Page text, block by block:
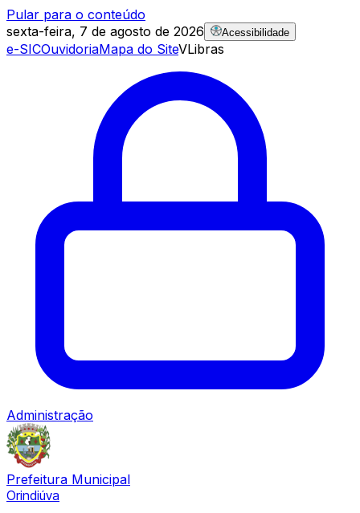
Pular para o conteúdo
sexta-feira, 7 de agosto de 2026
Acessibilidade
e-SICOuvidoriaMapa do SiteVLibras
Administração
Prefeitura Municipal
Orindiúva